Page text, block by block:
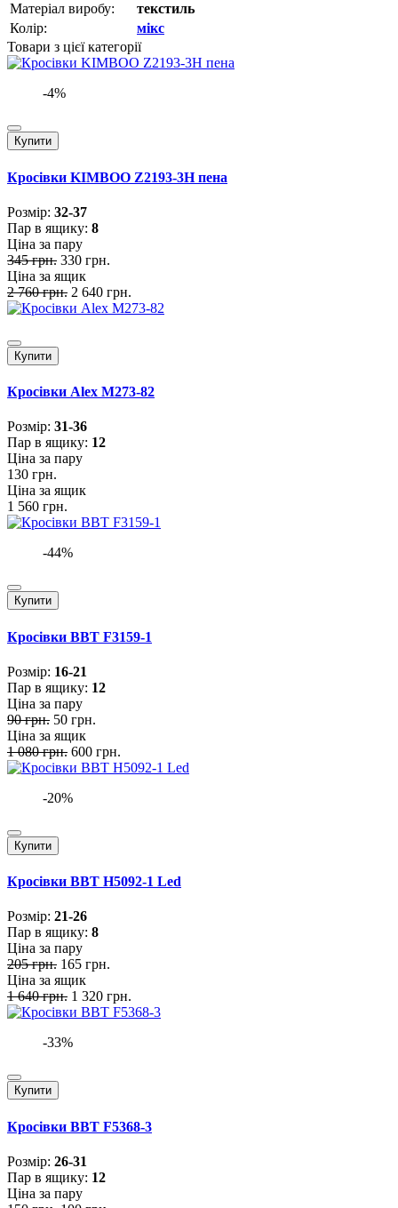
Матеріал виробу:
текстиль
Колір:
мікс
Товари з цієї категорії
-4%
Купити
Кросівки KIMBOO Z2193-3H пена
Розмiр: 32-37
Пар в ящику: 8
Ціна за пару
345 грн. 330 грн.
Ціна за ящик
2 760 грн. 2 640 грн.
Купити
Кросівки Alex M273-82
Розмiр: 31-36
Пар в ящику: 12
Ціна за пару
130 грн.
Ціна за ящик
1 560 грн.
-44%
Купити
Кросівки BBT F3159-1
Розмiр: 16-21
Пар в ящику: 12
Ціна за пару
90 грн. 50 грн.
Ціна за ящик
1 080 грн. 600 грн.
-20%
Купити
Кросівки BBT H5092-1 Led
Розмiр: 21-26
Пар в ящику: 8
Ціна за пару
205 грн. 165 грн.
Ціна за ящик
1 640 грн. 1 320 грн.
-33%
Купити
Кросівки BBT F5368-3
Розмiр: 26-31
Пар в ящику: 12
Ціна за пару